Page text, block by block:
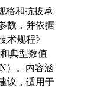
格和抗拔承
数，并依据
术规程》
典型数值
）。内容涵
议，适用于